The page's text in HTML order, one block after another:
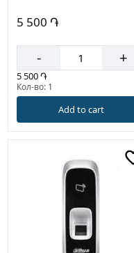
5 500 ֏
- +
5 500 ֏
Кол-во: 1
Add to cart